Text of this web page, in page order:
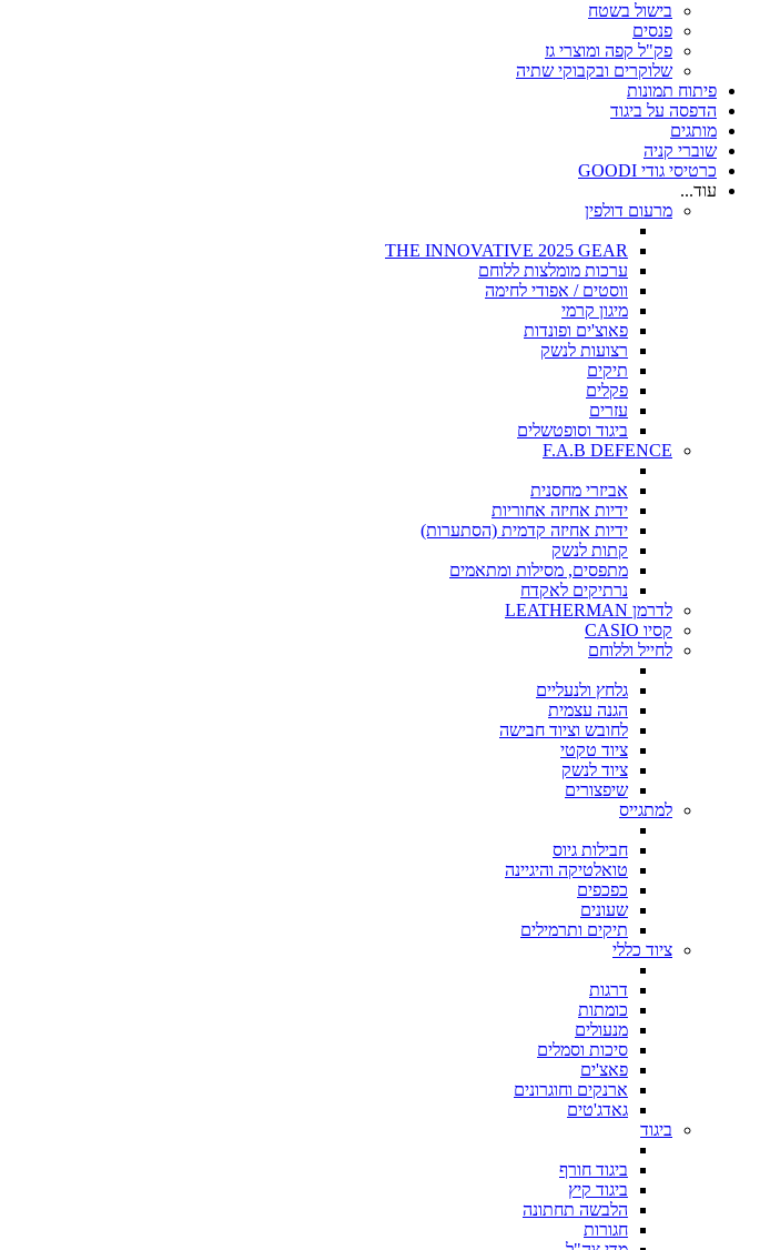
בישול בשטח
פנסים
פק"ל קפה ומוצרי גז
שלוקרים ובקבוקי שתיה
פיתוח תמונות
הדפסה על ביגוד
מותגים
שוברי קניה
כרטיסי גודי GOODI
עוד...
מרעום דולפין
THE INNOVATIVE 2025 GEAR
ערכות מומלצות ללוחם
ווסטים / אפודי לחימה
מיגון קרמי
פאוצ'ים ופונדות
רצועות לנשק
תיקים
פקלים
עזרים
ביגוד וסופטשלים
F.A.B DEFENCE
אביזרי מחסנית
ידיות אחיזה אחוריות
ידיות אחיזה קדמית (הסתערות)
קתות לנשק
מתפסים, מסילות ומתאמים
נרתיקים לאקדח
לדרמן LEATHERMAN
קסיו CASIO
לחייל וללוחם
גלחץ ולנעליים
הגנה עצמית
לחובש וציוד חבישה
ציוד טקטי
ציוד לנשק
שיפצורים
למתגייס
חבילות גיוס
טואלטיקה והיגיינה
כפכפים
שעונים
תיקים ותרמילים
ציוד כללי
דרגות
כומתות
מנעולים
סיכות וסמלים
פאצ'ים
ארנקים וחוגרונים
גאדג'טים
ביגוד
ביגוד חורף
ביגוד קיץ
הלבשה תחתונה
חגורות